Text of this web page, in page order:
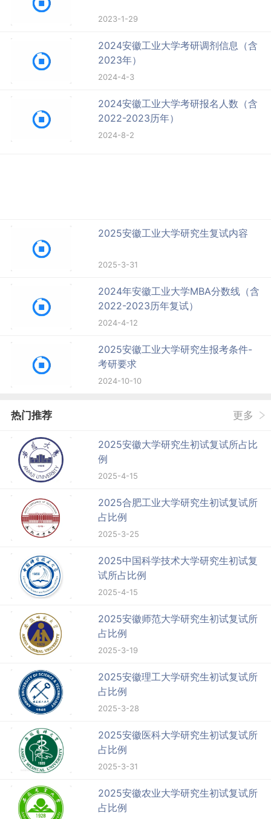
2023-1-29
2024安徽工业大学考研调剂信息（含
2023年）
2024-4-3
2024安徽工业大学考研报名人数（含
2022-2023历年）
2024-8-2
2025安徽工业大学研究生复试内容
2025-3-31
2024年安徽工业大学MBA分数线（含
2022-2023历年复试）
2024-4-12
2025安徽工业大学研究生报考条件-
考研要求
2024-10-10
热门推荐 更多
2025安徽大学研究生初试复试所占比
例
2025-4-15
2025合肥工业大学研究生初试复试所
占比例
2025-3-25
2025中国科学技术大学研究生初试复
试所占比例
2025-4-15
2025安徽师范大学研究生初试复试所
占比例
2025-3-19
2025安徽理工大学研究生初试复试所
占比例
2025-3-28
2025安徽医科大学研究生初试复试所
占比例
2025-3-31
2025安徽农业大学研究生初试复试所
占比例